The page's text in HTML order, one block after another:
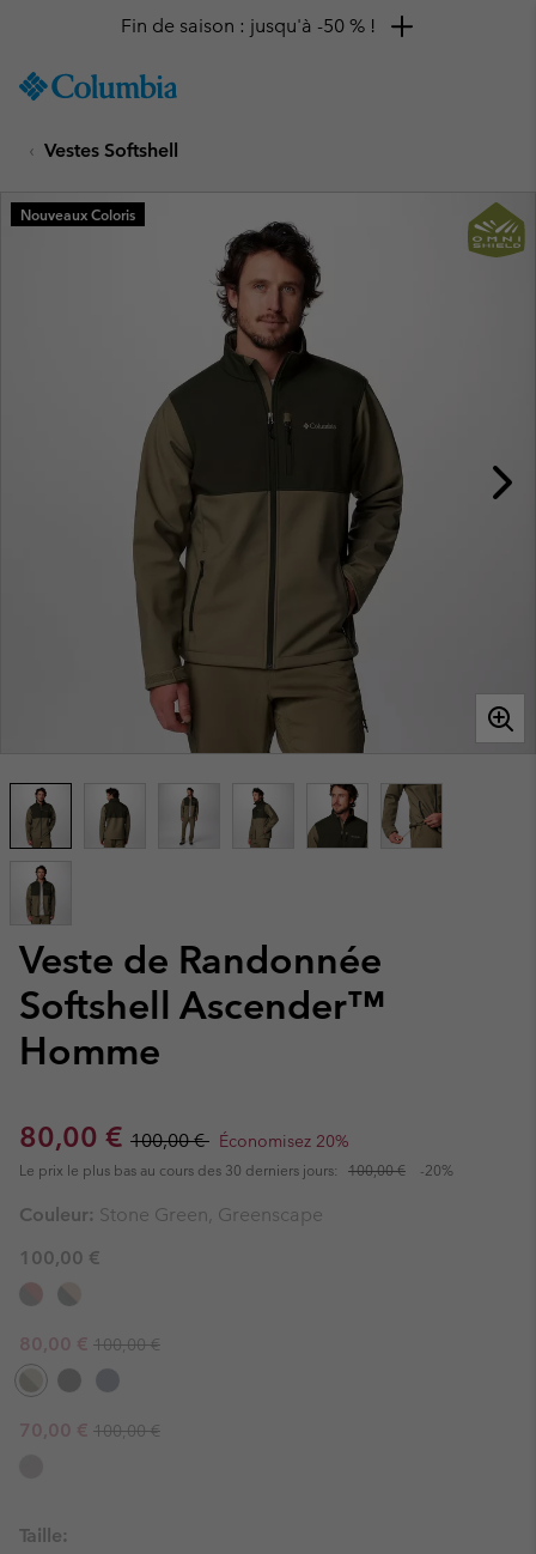
TO
SKIP
MAIN
NAV
Fin de saison : jusqu'à -50 % !
Vestes Softshell
Veste de Randonnée
Softshell Ascender™
Homme
Sale price:
80,00 € Regular price:
100,00 € Économisez 20%
Le prix le plus bas au cours des 30 derniers jours: 100,00 € -20%
Nouveaux Coloris
Couleur: Stone Green, Greenscape
100,00 €
Sale price:
80,00 € Regular price:
100,00 €
Sale price:
70,00 € Regular price:
100,00 €
Taille: